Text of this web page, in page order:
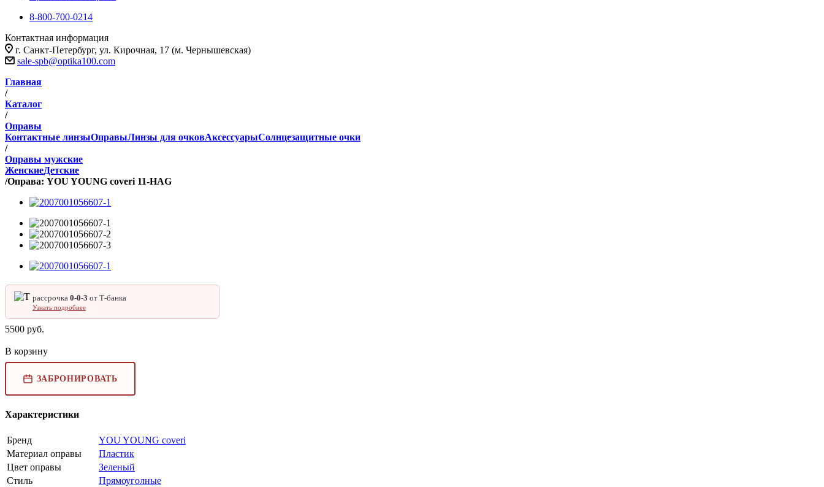
8-800-700-0214
Контактная информация
г. Санкт-Петербург, ул. Кирочная, 17 (м. Чернышевская)
sale-spb@optika100.com
Главная
/
Каталог
/
Оправы
Контактные линзыОправыЛинзы для очковАксессуарыСолнцезащитные очки
/
Оправы мужские
ЖенскиеДетские
/Оправа: YOU YOUNG coveri 11-HAG
рассрочка 0‑0‑3 от Т‑банка
Узнать подробнее
5500 руб.
В корзину
ЗАБРОНИРОВАТЬ
Характеристики
Бренд
YOU YOUNG coveri
Материал оправы
Пластик
Цвет оправы
Зеленый
Стиль
Прямоуголные